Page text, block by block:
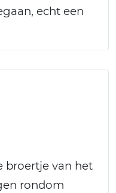
echt een
broertje van het
rondom